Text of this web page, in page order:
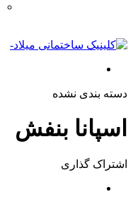
دسته بندی نشده
اسپانا بنفش
اشتراک ‌گذاری